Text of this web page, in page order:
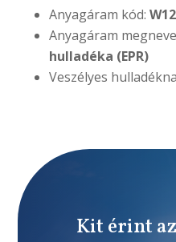
Anyagáram kód:
Anyagáram
hulladéka (EPR)
Veszélyes
Kit érint